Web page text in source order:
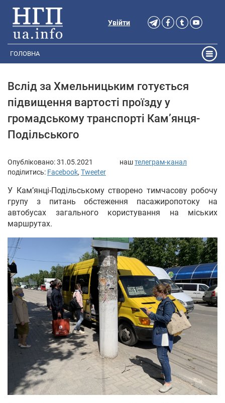
Увійти
ГОЛОВНА
Вслід за Хмельницьким готується
підвищення вартості проїзду у
громадському транспорті Кам’янця-
Подільського
Опубліковано:31.05.2021 наштелеграм-канал
поділитись: Facebook, Tweeter
У Кам’янці-Подільському створено тимчасову робочу
групу з питань обстеження пасажиропотоку на
автобусах загального користування на міських
маршрутах.